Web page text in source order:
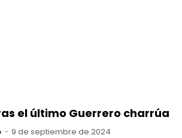
el último Guerrero charrúa
9 de septiembre de 2024